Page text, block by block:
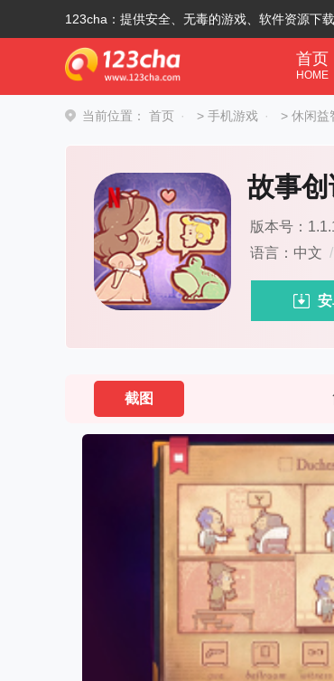
123cha：提供安全、无毒的游戏、软件资源下载
首页
HOME
当前位置： 首页 > 手机游戏 > 休闲益
故事
版本号：
语言：中文 /
截图